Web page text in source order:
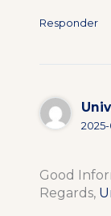
Responder
Good
Regards,